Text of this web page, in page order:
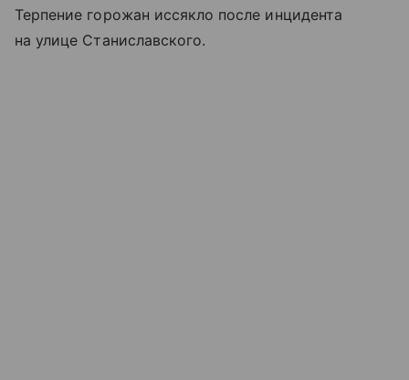
Терпение горожан иссякло после инцидента
на улице Станиславского.